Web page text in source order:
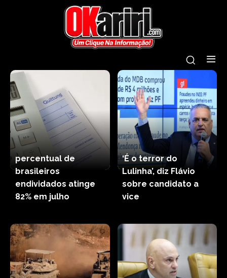
percentual de
brasileiros
endividados atinge
82% em julho
‘É o terror do
Lulinha’, diz Flávio
sobre candidato a
vice